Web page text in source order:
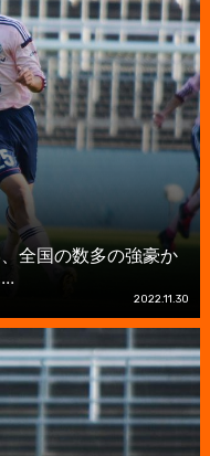
全国の数多の強豪か
2022.11.30